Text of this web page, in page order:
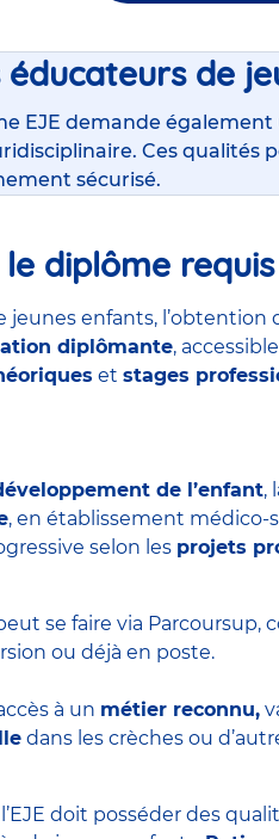
éducateurs de
EJE demande
Ces qualités
sécurisé.
diplôme requis
jeunes enfants, l’obtention
diplômante,
et stages
de l’enfant,
, en établissement médico-
selon les projets
se faire via Parcoursup,
ou déjà en poste.
à un métier reconnu,
dans les crèches ou
doit posséder des